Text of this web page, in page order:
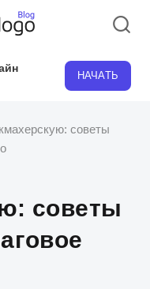
НАЧАТЬ
советы
советы